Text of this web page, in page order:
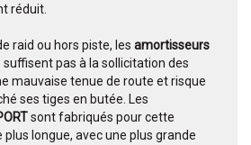
réduit.
raid ou hors piste, les amortisseurs
suffisent pas à la sollicitation des
mauvaise tenue de route et risque
ses tiges en butée. Les
sont fabriqués pour cette
longue, avec une plus grande